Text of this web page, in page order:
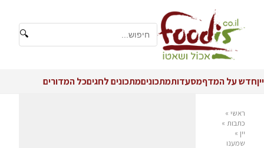
🔍
ייןחדש על המדףמסעדותמתכוניםמתכונים לחגיםכל המדורים
ראשי »
כתבות »
יין »
שמענו